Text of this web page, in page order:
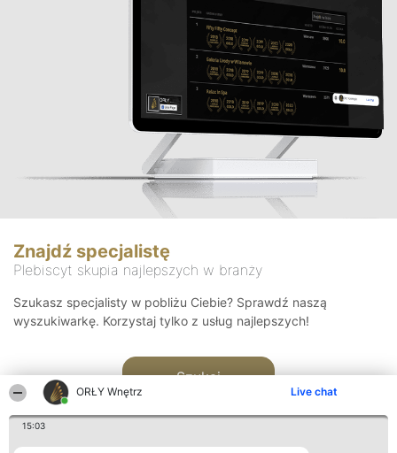
ORŁY Wnętrz Live chat
15:03
Znajdź specjalistę
Plebiscyt skupia najlepszych w branży
Szukasz specjalisty w pobliżu Ciebie? Sprawdź naszą
wyszukiwarkę. Korzystaj tylko z usług najlepszych!
Szukaj